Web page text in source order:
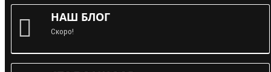
НАШ БЛОГ
Скоро!